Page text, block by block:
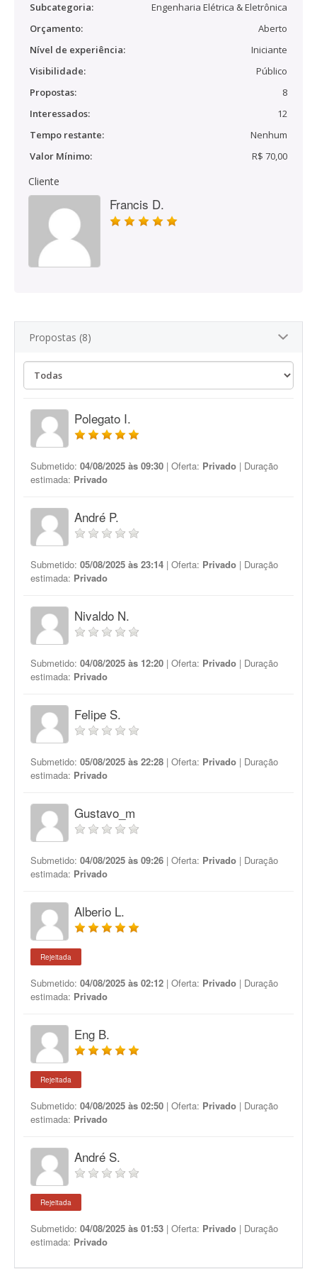
Subcategoria:
Engenharia Elétrica & Eletrônica
Orçamento:
Aberto
Nível de experiência:
Iniciante
Visibilidade:
Público
Propostas:
8
Interessados:
12
Tempo restante:
Nenhum
Valor Mínimo:
R$ 70,00
Cliente
Francis D.
Propostas (8)
Polegato I.
Submetido: 04/08/2025 às 09:30 | Oferta: Privado | Duração
estimada: Privado
André P.
Submetido: 05/08/2025 às 23:14 | Oferta: Privado | Duração
estimada: Privado
Nivaldo N.
Submetido: 04/08/2025 às 12:20 | Oferta: Privado | Duração
estimada: Privado
Felipe S.
Submetido: 05/08/2025 às 22:28 | Oferta: Privado | Duração
estimada: Privado
Gustavo_m
Submetido: 04/08/2025 às 09:26 | Oferta: Privado | Duração
estimada: Privado
Alberio L.
Rejeitada
Submetido: 04/08/2025 às 02:12 | Oferta: Privado | Duração
estimada: Privado
Eng B.
Rejeitada
Submetido: 04/08/2025 às 02:50 | Oferta: Privado | Duração
estimada: Privado
André S.
Rejeitada
Submetido: 04/08/2025 às 01:53 | Oferta: Privado | Duração
estimada: Privado